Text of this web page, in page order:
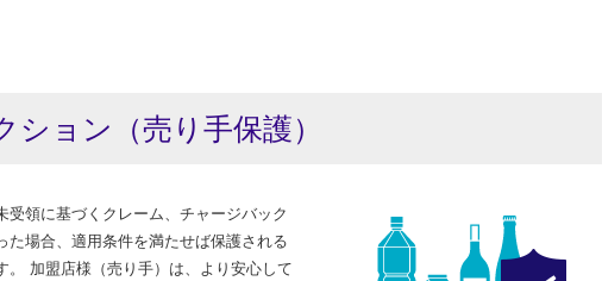
ション （売り手保護）
受領に基づくクレーム、チャージバック
た場合、適用条件を満たせば保護される
。 加盟店様（売り手）は、より安心して